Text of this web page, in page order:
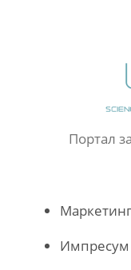
Портал
Маркетинг
Импресум